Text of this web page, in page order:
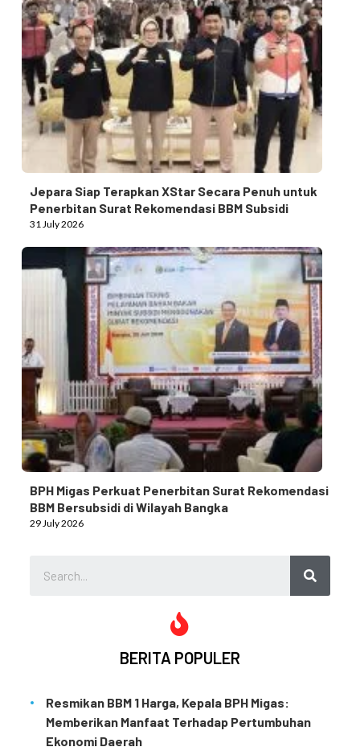
Jepara Siap Terapkan XStar Secara Penuh untuk
Penerbitan Surat Rekomendasi BBM Subsidi
31 July 2026
BPH Migas Perkuat Penerbitan Surat Rekomendasi
BBM Bersubsidi di Wilayah Bangka
29 July 2026
BERITA POPULER
Resmikan BBM 1 Harga, Kepala BPH Migas:
Memberikan Manfaat Terhadap Pertumbuhan
Ekonomi Daerah